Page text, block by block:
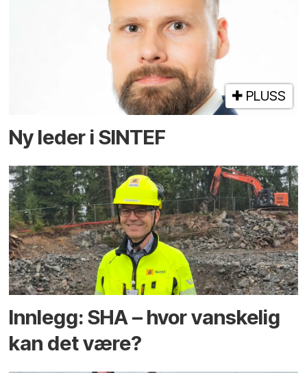
PLUSS
Ny leder i SINTEF
Innlegg: SHA – hvor vanskelig
kan det være?